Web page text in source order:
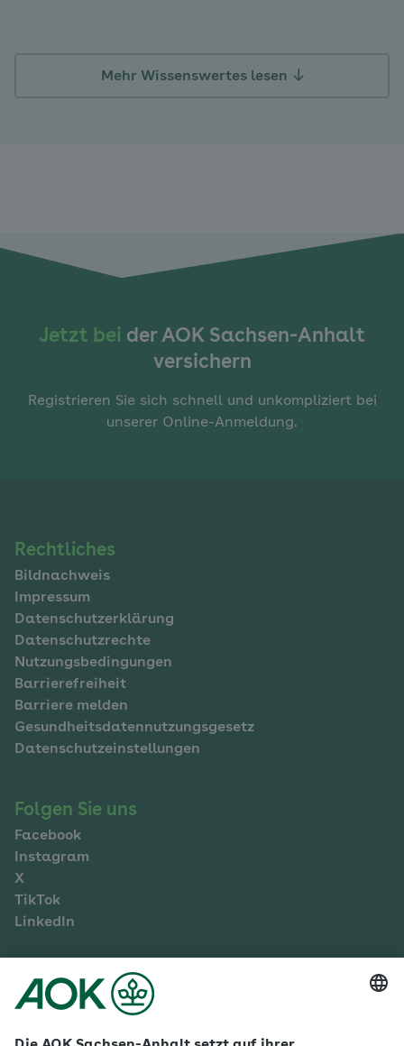
Mehr Wissenswertes lesen
Jetzt bei der AOK Sachsen-Anhalt
versichern
Registrieren Sie sich schnell und unkompliziert bei
unserer Online-Anmeldung.
Navigation
im
Fußbereich
Rechtliches
Bildnachweis
Impressum
Datenschutzerklärung
Datenschutzrechte
Nutzungsbedingungen
Barrierefreiheit
Barriere melden
Gesundheitsdatennutzungsgesetz
Datenschutzeinstellungen
Folgen Sie uns
Facebook
Instagram
X
TikTok
LinkedIn
Mehr zur AOK Sachsen-Anhalt
Karriere